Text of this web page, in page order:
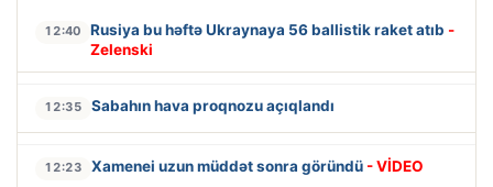
12:40 Rusiya bu həftə Ukraynaya 56 ballistik raket atıb -
Zelenski
12:35 Sabahın hava proqnozu açıqlandı
12:23 Xamenei uzun müddət sonra göründü - VİDEO